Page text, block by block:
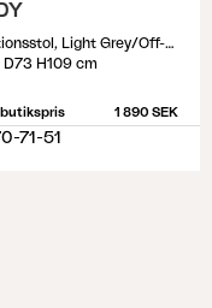
positionsstol, Light Grey/Off-White
H109 cm
butikspris 1 890 SEK
71-51